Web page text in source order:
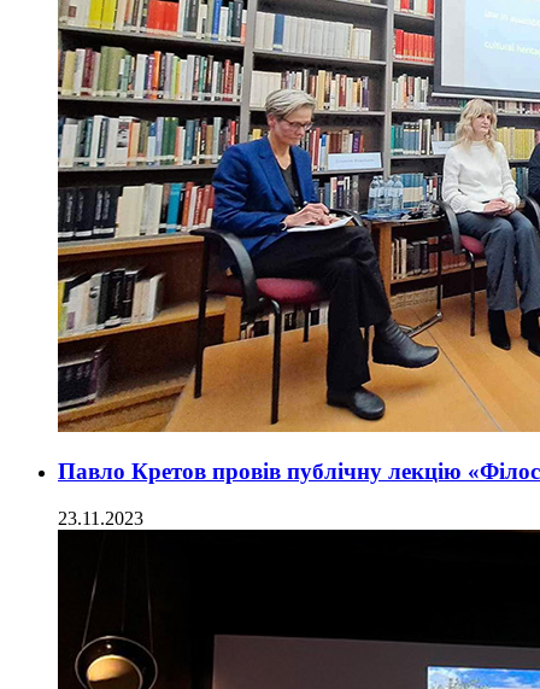
Павло Кретов провів публічну лекцію
23.11.2023